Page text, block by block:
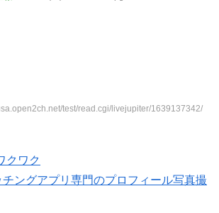
test/read.cgi/livejupiter/1639137342/
クワク
チングアプリ専門のプロフィール写真撮